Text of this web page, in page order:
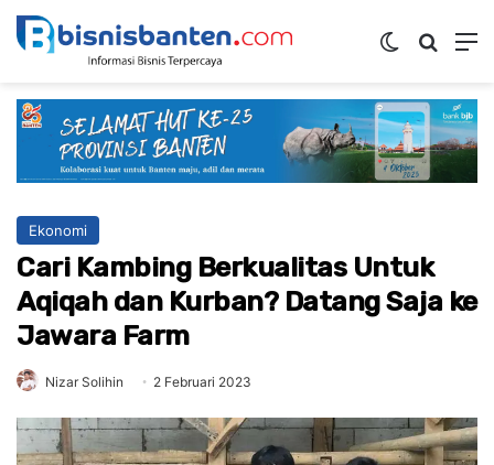
Switch skin
Ekonomi
Cari Kambing Berkualitas Untuk
Aqiqah dan Kurban? Datang Saja ke
Jawara Farm
Nizar Solihin 2 Februari 2023